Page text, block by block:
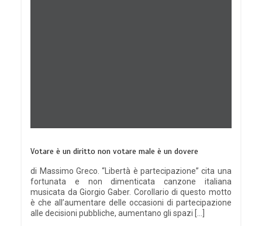
Votare è un diritto non votare male è un dovere
di Massimo Greco. “Libertà è partecipazione” cita una
fortunata e non dimenticata canzone italiana
musicata da Giorgio Gaber. Corollario di questo motto
è che all’aumentare delle occasioni di partecipazione
alle decisioni pubbliche, aumentano gli spazi […]